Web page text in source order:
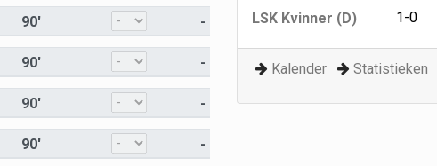
90' -
90' -
90' -
90' -
LSK Kvinner (D)
1-0
Kalender Statistieken